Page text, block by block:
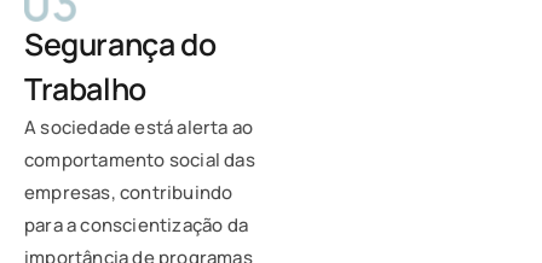
Segurança do
Trabalho
A sociedade está alerta ao
comportamento social das
empresas, contribuindo
para a conscientização da
importância de programas